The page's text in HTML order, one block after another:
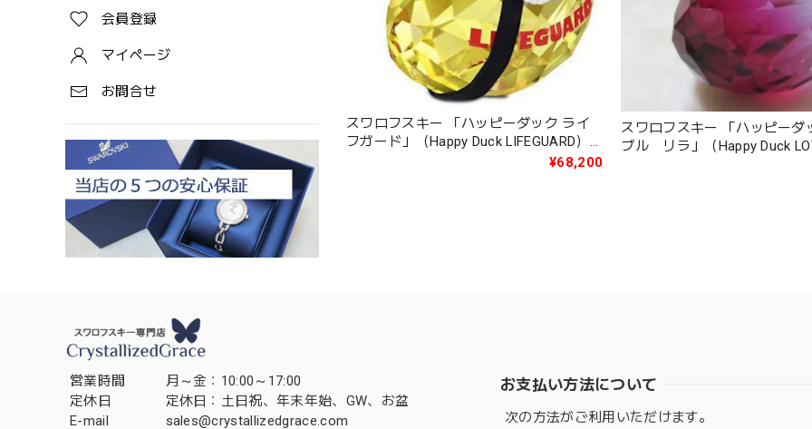
会員登録
マイページ
お問合せ
スワロフスキー 「ハッピーダック ライ
フガード」（Happy Duck LIFEGUARD）
¥68,200
スワロフスキー 「ハッピーダ
ブル リラ」（Happy Duck
営業時間
月～金：10:00～17:00
定休日
定休日：土日祝、年末年始、GW、お盆
E-mail
sales@crystallizedgrace.com
お支払い方法について
次の方法がご利用いただけます。